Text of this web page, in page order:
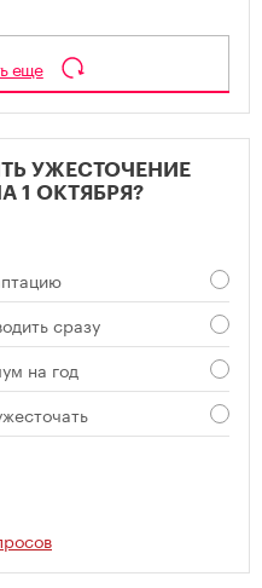
еще
УЖЕСТОЧЕНИЕ
1 ОКТЯБРЯ?
сразу
на год